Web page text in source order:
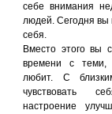
себе внимания
людей. Сегодня вы
себя.
Вместо этого вы
времени с теми,
любит. С
чувствовать
настроение